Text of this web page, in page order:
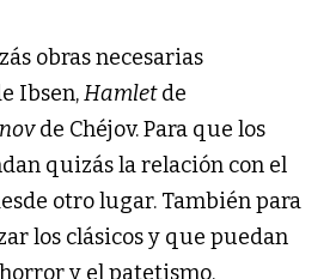
obras necesarias
Ibsen,Hamletde
de Chéjov. Para que los
quizás la relación con el
otro lugar. También para
los clásicos y que puedan
y el patetismo.